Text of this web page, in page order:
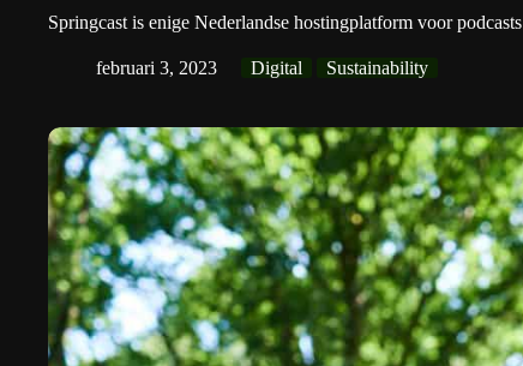
Springcast is enige Nederlandse hostingplatform voor podcasts
februari 3, 2023 Digital Sustainability